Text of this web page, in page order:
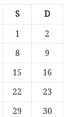
S D
1
2
8
9
15
16
22
23
29
30